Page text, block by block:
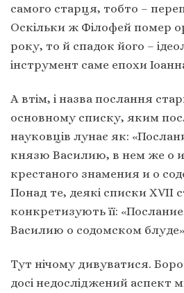
самого старця, тобто –
Оскільки ж Філофей помер
року, то й спадок його –
інструмент саме епохи
А втім, і назва послання
основному списку, яким
науковців лунає як:
князю Василию, в нем же о
крестаного знамения и о
Понад те, деякі списки XVII
конкретизують її:
Василию о содомском
Тут нічому дивуватися.
досі недосліджений аспект